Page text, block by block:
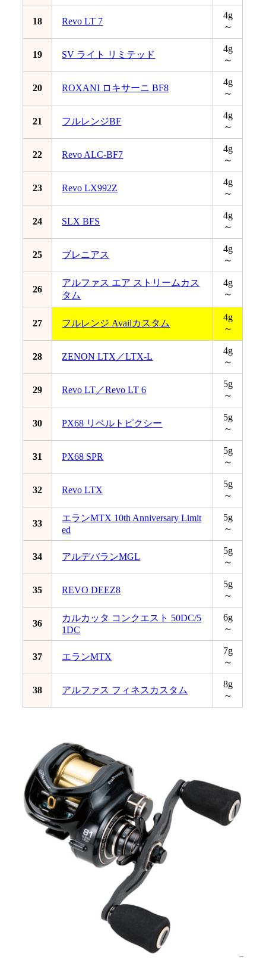
18 Revo LT 7
4g
～
19 SV ライト リミテッド
4g
～
20 ROXANI ロキサーニ BF8
4g
～
21 フルレンジBF
4g
～
22 Revo ALC-BF7
4g
～
23 Revo LX992Z
4g
～
24 SLX BFS
4g
～
25 ブレニアス
4g
～
26
アルファス エア ストリームカス
タム
4g
～
27 フルレンジ Availカスタム
4g
～
28 ZENON LTX／LTX-L
4g
～
29 Revo LT／Revo LT 6
5g
～
30 PX68 リベルトピクシー
5g
～
31 PX68 SPR
5g
～
32 Revo LTX
5g
～
33
エランMTX 10th Anniversary Limit
ed
5g
～
34 アルデバランMGL
5g
～
35 REVO DEEZ8
5g
～
36
カルカッタ コンクエスト 50DC/5
1DC
6g
～
37 エランMTX
7g
～
38 アルファス フィネスカスタム
8g
～